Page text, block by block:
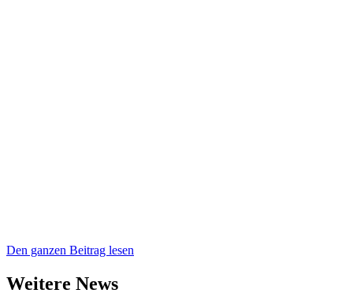
Den ganzen Beitrag lesen
Weitere News